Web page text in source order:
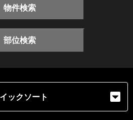
物件検索
部位検索
ックソート